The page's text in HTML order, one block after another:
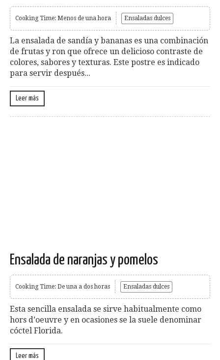
Cooking Time: Menos de una hora Ensaladas dulces
La ensalada de sandía y bananas es una combinación
de frutas y ron que ofrece un delicioso contraste de
colores, sabores y texturas. Este postre es indicado
para servir después...
Leer más
Ensalada de naranjas y pomelos
Cooking Time: De una a dos horas Ensaladas dulces
Esta sencilla ensalada se sirve habitualmente como
hors d’oeuvre y en ocasiones se la suele denominar
cóctel Florida.
Leer más